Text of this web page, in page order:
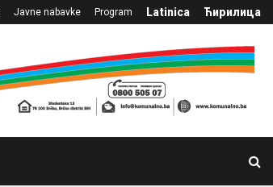
Javne nabavke Program Latinica Ћирилица